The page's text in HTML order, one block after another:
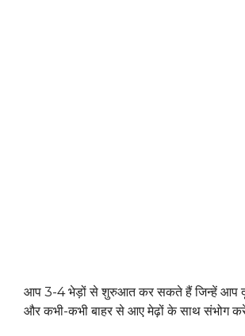
आप 3-4 भेड़ों से शुरुआत कर सकते हैं जिन्हें आप
और कभी-कभी बाहर से आए मेढ़ों के साथ संभोग